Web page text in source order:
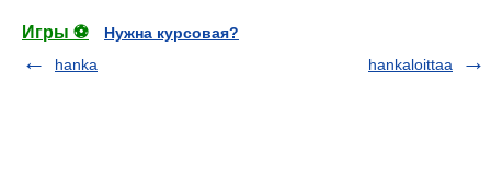
Игры ⚽
Нужна курсовая?
hanka
hankaloittaa